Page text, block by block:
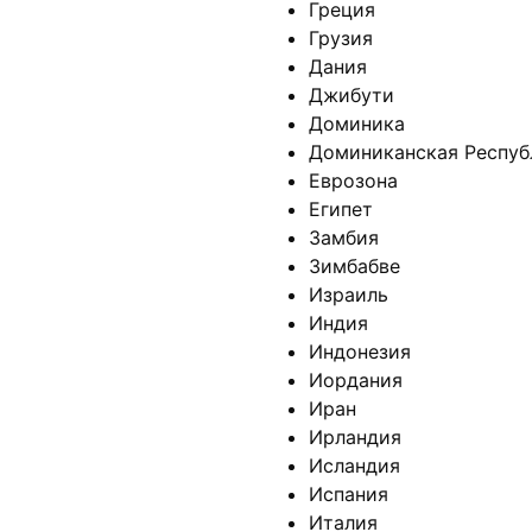
Греция
Грузия
Дания
Джибути
Доминика
Доминиканская
Еврозона
Египет
Замбия
Зимбабве
Израиль
Индия
Индонезия
Иордания
Иран
Ирландия
Исландия
Испания
Италия